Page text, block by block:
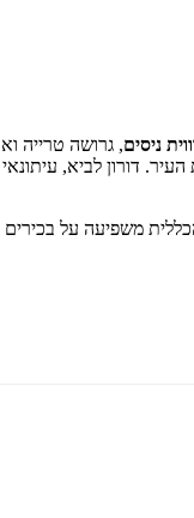
ניסים, גרושה טרייה
דורון לביא,
הכללית משפיעה על